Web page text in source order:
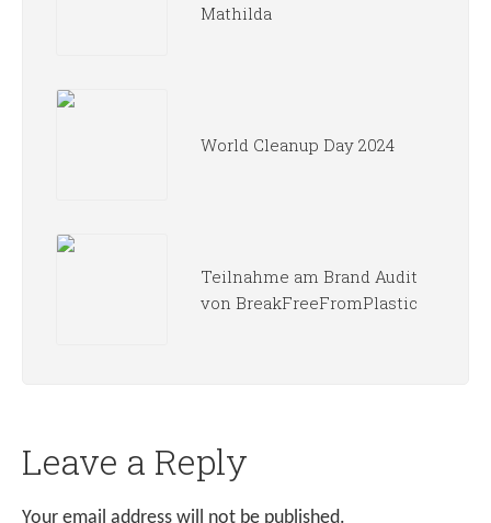
Mathilda
World Cleanup Day 2024
Teilnahme am Brand Audit
von BreakFreeFromPlastic
Leave a Reply
Your email address will not be published.